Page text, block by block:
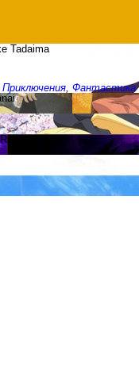
Tadaima
Приключения, Фантастика